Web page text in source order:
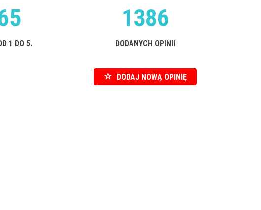
1 DO 5.
1386
DODANYCH OPINII
DODAJ NOWĄ OPINIĘ